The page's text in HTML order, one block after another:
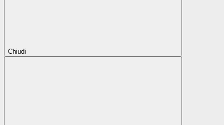
Chiudi